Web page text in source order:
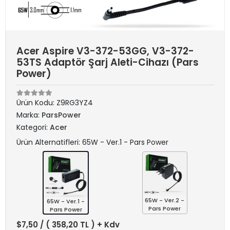
Acer Aspire V3-372-53GG, V3-372-
53TS Adaptör Şarj Aleti-Cihazı (Pars
Power)
Ürün Kodu: Z9RG3YZ4
Marka: ParsPower
Kategori: Acer
Ürün Alternatifleri: 65W - Ver.1 - Pars Power
65W - Ver.1 -
Pars Power
65W - Ver.2 -
Pars Power
$7,50 / ( 358,20 TL ) + Kdv